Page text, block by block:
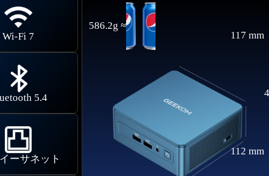
Wi-Fi 7
5.4
ーサネット
586.2g ≈
117 mm
112 mm